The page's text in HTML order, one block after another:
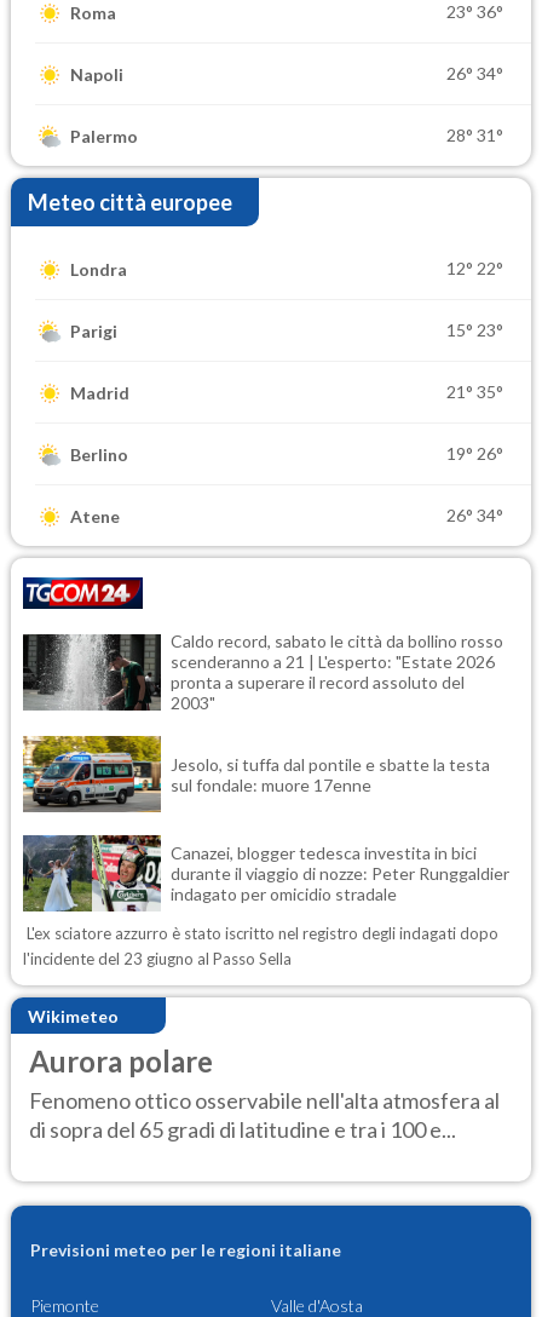
Roma 23° 36°
Napoli 26° 34°
Palermo 28° 31°
Meteo città europee
Londra 12° 22°
Parigi 15° 23°
Madrid 21° 35°
Berlino 19° 26°
Atene 26° 34°
Caldo record, sabato le città da bollino rosso
scenderanno a 21 | L'esperto: "Estate 2026
pronta a superare il record assoluto del
2003"
Jesolo, si tuffa dal pontile e sbatte la testa
sul fondale: muore 17enne
Canazei, blogger tedesca investita in bici
durante il viaggio di nozze: Peter Runggaldier
indagato per omicidio stradale
L'ex sciatore azzurro è stato iscritto nel registro degli indagati dopo
l'incidente del 23 giugno al Passo Sella
Wikimeteo
Aurora polare
Fenomeno ottico osservabile nell'alta atmosfera al
di sopra del 65 gradi di latitudine e tra i 100 e...
Previsioni meteo per le regioni italiane
Piemonte Valle d'Aosta